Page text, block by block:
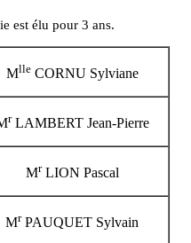
est élu pour 3 ans.
MlleCORNU Sylviane
rLAMBERT Jean-Pierre
MrLION Pascal
MrPAUQUET Sylvain